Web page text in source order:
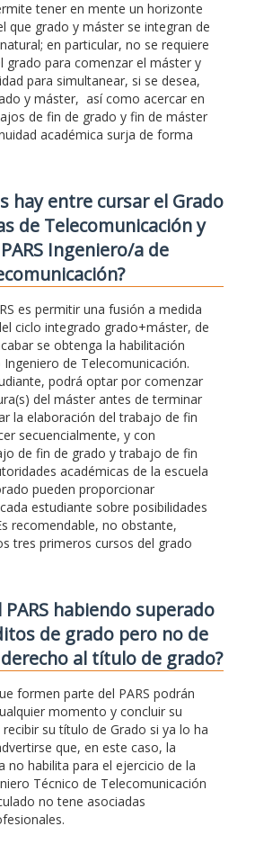
tener en mente un horizonte
que grado y máster se integran de
en particular, no se requiere
grado para comenzar el máster y
para simultanear, si se desea,
y máster, así como acercar en
de fin de grado y fin de máster
académica surja de forma
hay entre cursar el Grado
de Telecomunicación y
Ingeniero/a de
es permitir una fusión a medida
ciclo integrado grado+máster, de
se obtenga la habilitación
de Telecomunicación.
podrá optar por comenzar
del máster antes de terminar
la elaboración del trabajo de fin
secuencialmente, y con
de fin de grado y trabajo de fin
académicas de la escuela
pueden proporcionar
estudiante sobre posibilidades
recomendable, no obstante,
tres primeros cursos del grado
habiendo superado
de grado pero no de
al título de grado?
formen parte del PARS podrán
momento y concluir su
su título de Grado si ya lo ha
que, en este caso, la
no habilita para el ejercicio de la
Técnico de Telecomunicación
no tene asociadas